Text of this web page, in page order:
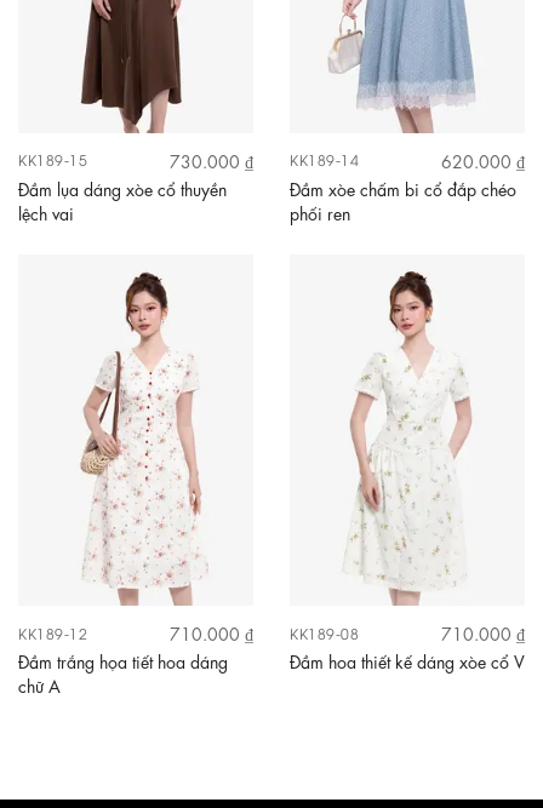
KK189-15
730.000 ₫
Đầm lụa dáng xòe cổ thuyền
lệch vai
KK189-14
620.000 ₫
Đầm xòe chấm bi cổ đắp chéo
phối ren
KK189-12
710.000 ₫
Đầm trắng họa tiết hoa dáng
chữ A
KK189-08
710.000 ₫
Đầm hoa thiết kế dáng xòe cổ V